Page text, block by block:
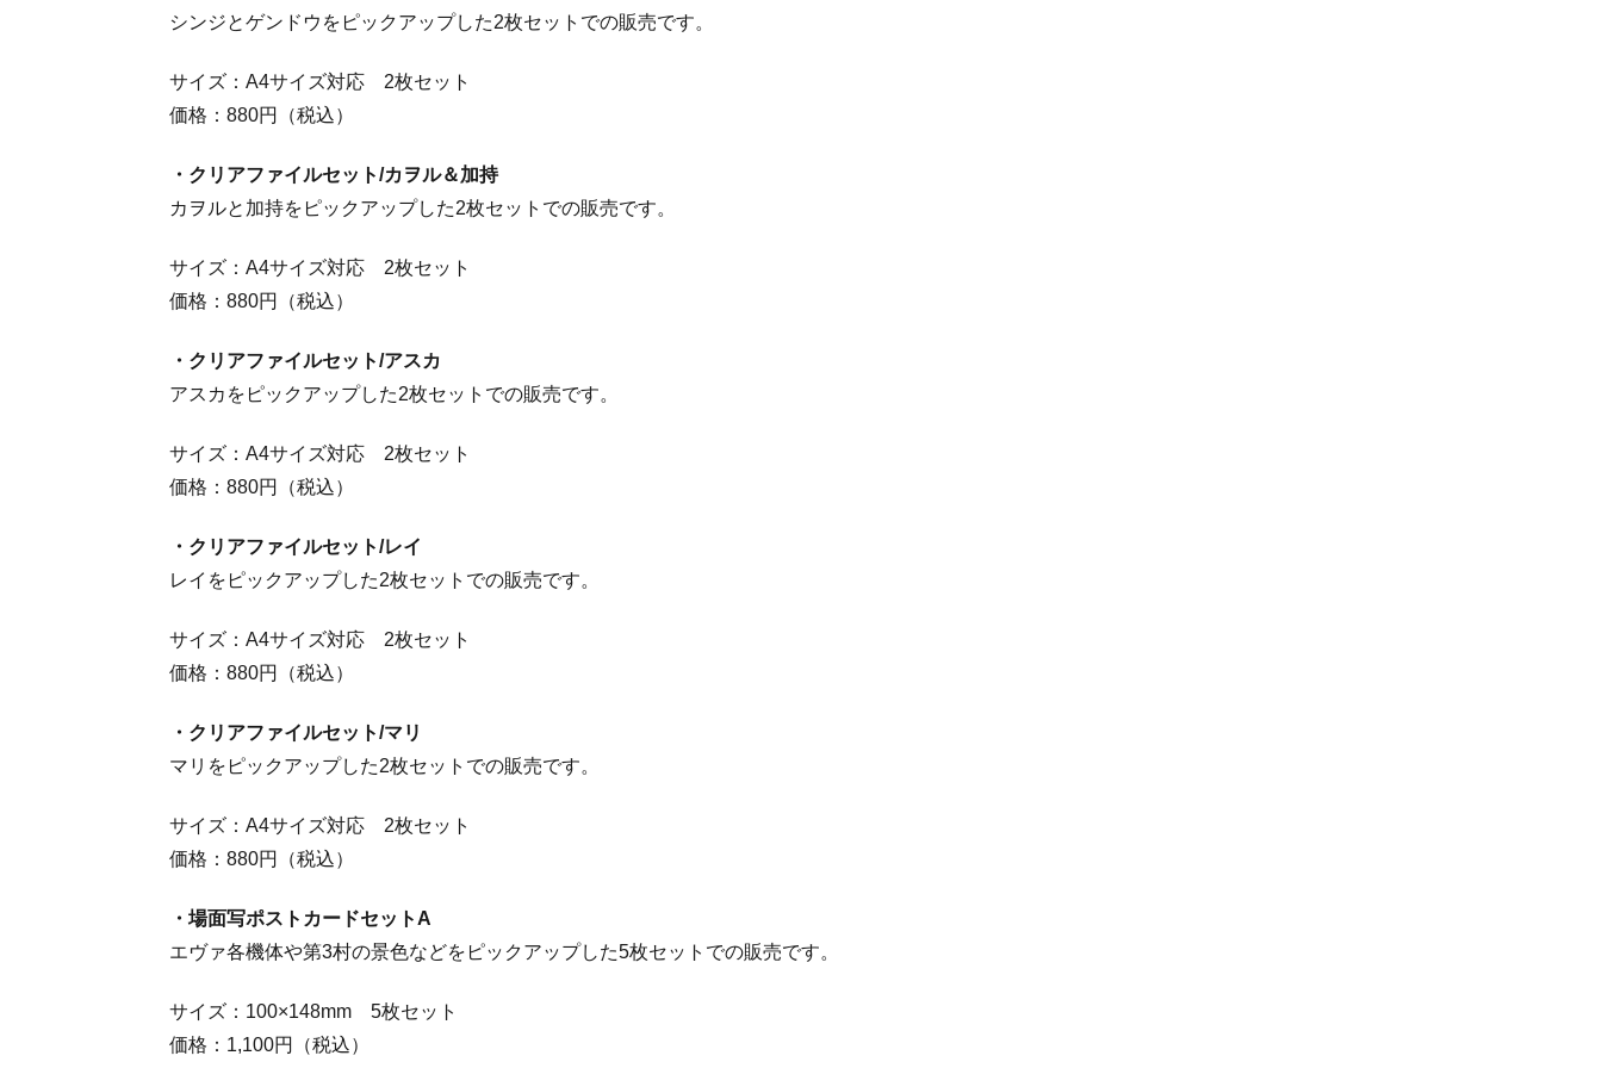
シンジとゲンドウをピックアップした2枚セットでの販売です。
サイズ：A4サイズ対応 2枚セット
価格：880円（税込）
・クリアファイルセット/カヲル＆加持
カヲルと加持をピックアップした2枚セットでの販売です。
サイズ：A4サイズ対応 2枚セット
価格：880円（税込）
・クリアファイルセット/アスカ
アスカをピックアップした2枚セットでの販売です。
サイズ：A4サイズ対応 2枚セット
価格：880円（税込）
・クリアファイルセット/レイ
レイをピックアップした2枚セットでの販売です。
サイズ：A4サイズ対応 2枚セット
価格：880円（税込）
・クリアファイルセット/マリ
マリをピックアップした2枚セットでの販売です。
サイズ：A4サイズ対応 2枚セット
価格：880円（税込）
・場面写ポストカードセットA
エヴァ各機体や第3村の景色などをピックアップした5枚セットでの販売です。
サイズ：100×148mm 5枚セット
価格：1,100円（税込）